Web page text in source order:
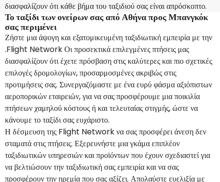
διασφαλίζουν ότι κάθε βήμα του ταξιδιού σας είναι απρόσκοπτο.
Το ταξίδι των ονείρων σας από Αθήνα προς Μπανγκόκ
σας περιμένει
Ζήστε μια άψογη και εξατομικευμένη ταξιδιωτική εμπειρία με την
.Flight Network Οι προσεκτικά επιλεγμένες πτήσεις μας
διασφαλίζουν ότι έχετε πρόσβαση στις καλύτερες και πιο σχετικές
επιλογές δρομολογίων, προσαρμοσμένες ακριβώς στις
προτιμήσεις σας. Συνεργαζόμαστε με ένα ευρύ φάσμα αξιόπιστων
αεροπορικών εταιρειών, για να σας προσφέρουμε μια ποικιλία
πτήσεων χαμηλού κόστους ή και τελευταίας στιγμής, ώστε να
κάνουμε το ταξίδι σας ευχάριστο.
Η δέσμευση της Flight Network να σας προσφέρει άνεση δεν
σταματά στις πτήσεις. Εξερευνήστε μια γκάμα επιπλέον
ταξιδιωτικών υπηρεσιών και προϊόντων που έχουν σχεδιαστεί για
να βελτιώσουν την ταξιδιωτική σας εμπειρία και να σας
προσφέρουν την ηρεμία που σας αξίζει. Απολαύστε ευελιξία με